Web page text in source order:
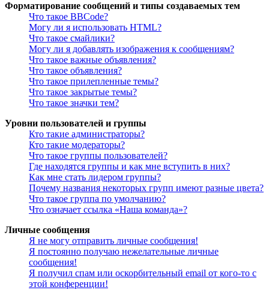
Форматирование сообщений и типы создаваемых тем
Что такое BBCode?
Могу ли я использовать HTML?
Что такое смайлики?
Могу ли я добавлять изображения к сообщениям?
Что такое важные объявления?
Что такое объявления?
Что такое прилепленные темы?
Что такое закрытые темы?
Что такое значки тем?
Уровни пользователей и группы
Кто такие администраторы?
Кто такие модераторы?
Что такое группы пользователей?
Где находятся группы и как мне вступить в них?
Как мне стать лидером группы?
Почему названия некоторых групп имеют разные цвета?
Что такое группа по умолчанию?
Что означает ссылка «Наша команда»?
Личные сообщения
Я не могу отправить личные сообщения!
Я постоянно получаю нежелательные личные
сообщения!
Я получил спам или оскорбительный email от кого-то с
этой конференции!